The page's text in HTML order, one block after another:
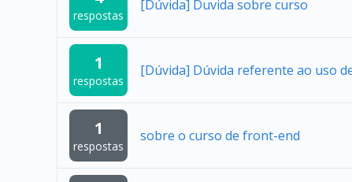
respostas
[Dúvida] Duvida sobre curso
1
respostas
[Dúvida] Dúvida referente ao uso
1
respostas
sobre o curso de front-end